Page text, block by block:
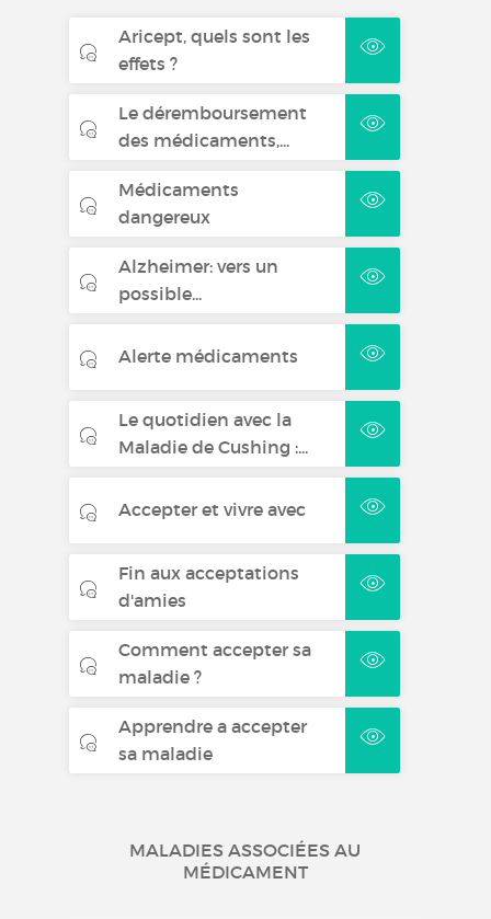
Aricept, quels sont les
effets ?
Le déremboursement
des médicaments,...
Médicaments
dangereux
Alzheimer: vers un
possible...
Alerte médicaments
Le quotidien avec la
Maladie de Cushing :...
Accepter et vivre avec
Fin aux acceptations
d'amies
Comment accepter sa
maladie ?
Apprendre a accepter
sa maladie
MALADIES ASSOCIÉES AU
MÉDICAMENT